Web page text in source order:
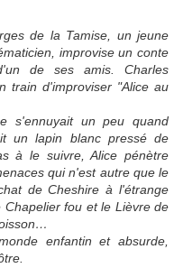
de la Tamise, un jeune
improvise un conte
de ses amis. Charles
train d'improviser "Alice au
s'ennuyait un peu quand
un lapin blanc pressé de
à le suivre, Alice pénètre
qui n'est autre que le
de Cheshire à l'étrange
fou et le Lièvre de
enfantin et absurde,